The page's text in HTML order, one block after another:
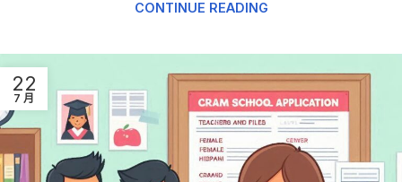
CONTINUE READING
22
7 月